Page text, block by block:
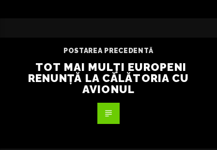
POSTAREA PRECEDENTĂ
TOT MAI MULȚI EUROPENI
RENUNȚĂ LA CĂLĂTORIA CU
AVIONUL